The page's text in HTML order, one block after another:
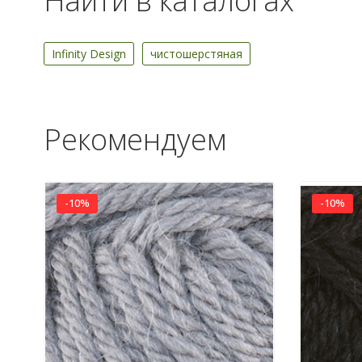
Infinity Design чистошерстяная
Рекомендуем
-10% -10%